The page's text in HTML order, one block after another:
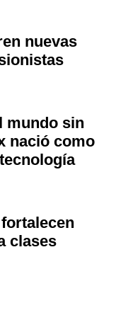
nuevas
mundo sin
nació como
clases